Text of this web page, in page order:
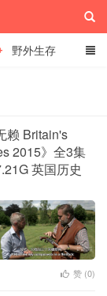
野外生存
赖 Britain's
2015》全3集
英国历史
赞 (0)